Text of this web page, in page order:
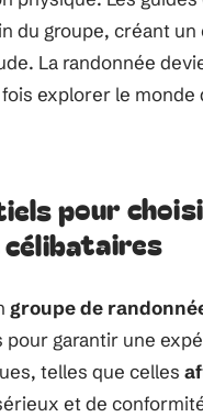
du groupe, créant
La randonnée
explorer le
pour
groupe de
garantir une
telles que celles
et de